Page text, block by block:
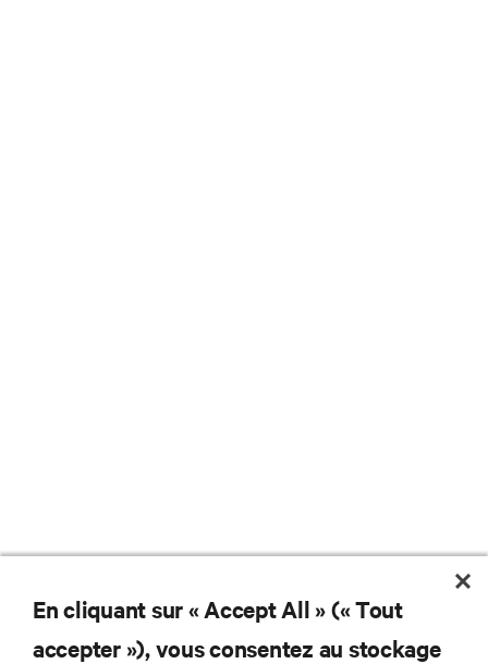
Ne manquez jamais une
En cliquant sur « Accept All » (« Tout
accepter »), vous consentez au stockage